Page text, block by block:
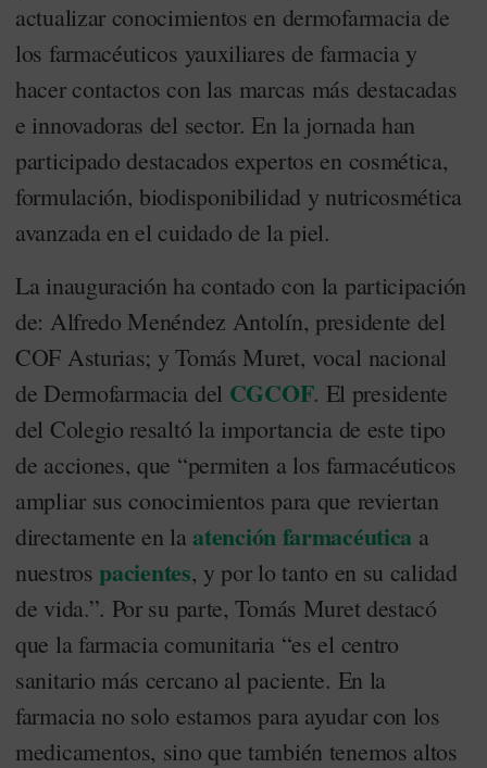
actualizar conocimientos en dermofarmacia de
los farmacéuticos yauxiliares de farmacia y
hacer contactos con las marcas más destacadas
e innovadoras del sector. En la jornada han
participado destacados expertos en cosmética,
formulación, biodisponibilidad y nutricosmética
avanzada en el cuidado de la piel.
La inauguración ha contado con la participación
de: Alfredo Menéndez Antolín, presidente del
COF Asturias; y Tomás Muret, vocal nacional
de Dermofarmacia del CGCOF. El presidente
del Colegio resaltó la importancia de este tipo
de acciones, que “permiten a los farmacéuticos
ampliar sus conocimientos para que reviertan
directamente en laatención farmacéutica a
nuestrospacientes, y por lo tanto en su calidad
de vida.”. Por su parte, Tomás Muret destacó
que la farmacia comunitaria “es el centro
sanitario más cercano al paciente. En la
farmacia no solo estamos para ayudar con los
medicamentos, sino que también tenemos altos